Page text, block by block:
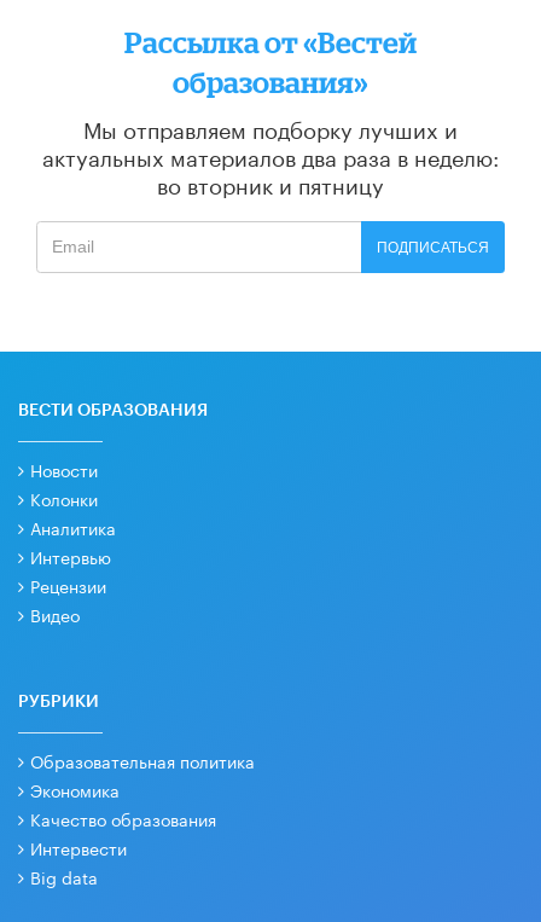
Рассылка от «Вестей
образования»
Мы отправляем подборку лучших и
актуальных материалов два раза в неделю:
во вторник и пятницу
ПОДПИСАТЬСЯ
ВЕСТИ ОБРАЗОВАНИЯ
Новости
Колонки
Аналитика
Интервью
Рецензии
Видео
РУБРИКИ
Образовательная политика
Экономика
Качество образования
Интервести
Big data